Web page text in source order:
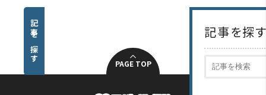
記事を探
PAGE TOP